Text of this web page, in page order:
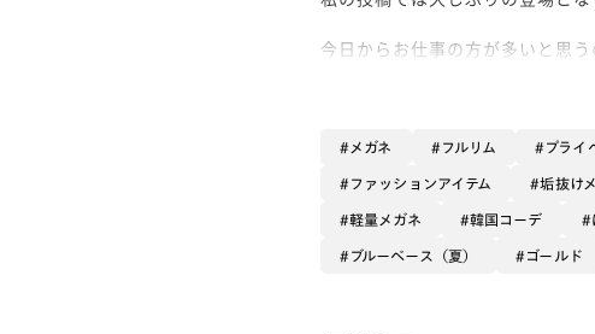
今日からお仕事の方が多いと思
JINS人気引き続きNO.1となっ
その中でもこちらはお顔の見え
ばれるものです👏🏻✨
メガネ フルリム プライ
ファッションアイテム 垢抜け
軽量メガネ 韓国コーデ
ブルーベース（夏） ゴールド